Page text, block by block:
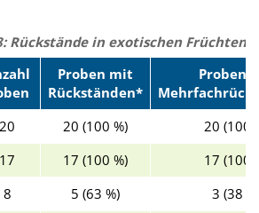
Rückstände in exotischen Früchten
Proben mit
Rückständen*
Proben
20 20 (100 %)
20 (100
17 17 (100 %)
17 (100
8 5 (63 %)
3 (38